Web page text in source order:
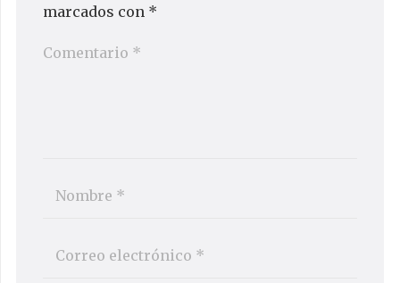
marcados con *